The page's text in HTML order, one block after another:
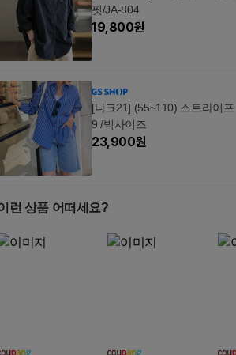
핏/JA-804
19,800원
[나크21] (55~110) 스트라이
9 /빅사이즈
23,900원
런 상품 어떠세요?